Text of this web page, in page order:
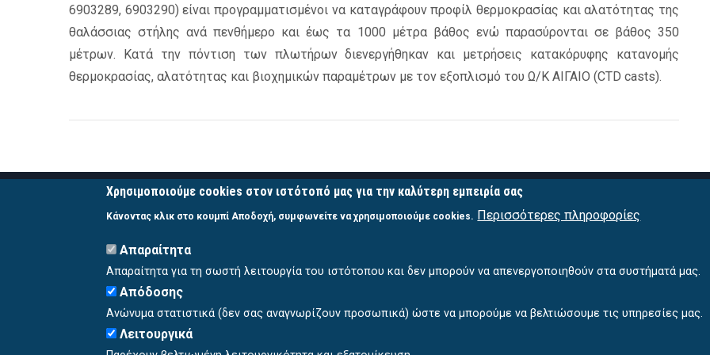
6903289, 6903290) είναι προγραμματισμένοι να καταγράφουν προφίλ θερμοκρασίας και αλατότητας της
θαλάσσιας στήλης ανά πενθήμερο και έως τα 1000 μέτρα βάθος ενώ παρασύρονται σε βάθος 350
μέτρων. Κατά την πόντιση των πλωτήρων διενεργήθηκαν και μετρήσεις κατακόρυφης κατανομής
θερμοκρασίας, αλατότητας και βιοχημικών παραμέτρων με τον εξοπλισμό του Ω/Κ ΑΙΓΑΙΟ (CTD casts).
ΣΥΝΔΕΣΜΟΙ
EuroGoos
MonGOOS
Copernicus
BigDataOcean
OceanGliders
ΣΥΝΔΕΣΜΟΙ
GreekArgo
HIMIOFoTS
EGO
ΥΠΗΡΕΣΙΕΣ ΠΟΣΕΙΔΩΝ
Βάση Δεδομένων
Χρησιμοποιούμε cookies στον ιστότοπό μας για την καλύτερη εμπειρία σας
Κάνοντας κλικ στο κουμπί Αποδοχή, συμφωνείτε να χρησιμοποιούμε cookies. Περισσότερες πληροφορίες
Απαραίτητα
Απαραίτητα για τη σωστή λειτουργία του ιστότοπου και δεν μπορούν να απενεργοποιηθούν στα συστήματά μας.
Απόδοσης
Ανώνυμα στατιστικά (δεν σας αναγνωρίζουν προσωπικά) ώστε να μπορούμε να βελτιώσουμε τις υπηρεσίες μας.
Λειτουργικά